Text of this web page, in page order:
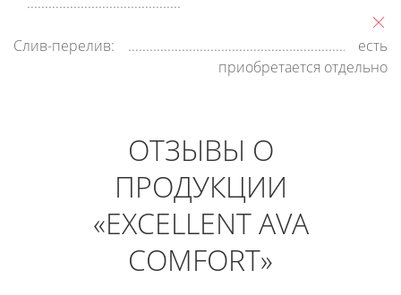
Слив-перелив:
есть
приобретается отдельно
ОТЗЫВЫ О
ПРОДУКЦИИ
«EXCELLENT AVA
COMFORT»